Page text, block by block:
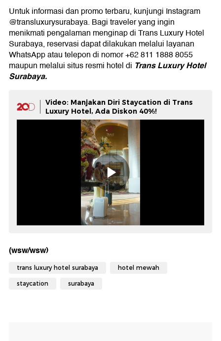
Untuk informasi dan promo terbaru, kunjungi Instagram
@transluxurysurabaya. Bagi traveler yang ingin
menikmati pengalaman menginap di Trans Luxury Hotel
Surabaya, reservasi dapat dilakukan melalui layanan
WhatsApp atau telepon di nomor +62 811 1888 8055
maupun melalui situs resmi hotel di Trans Luxury Hotel
Surabaya.
Video: Manjakan Diri Staycation di Trans
Luxury Hotel, Ada Diskon 40%!
(wsw/wsw)
trans luxury hotel surabaya hotel mewah
staycation surabaya